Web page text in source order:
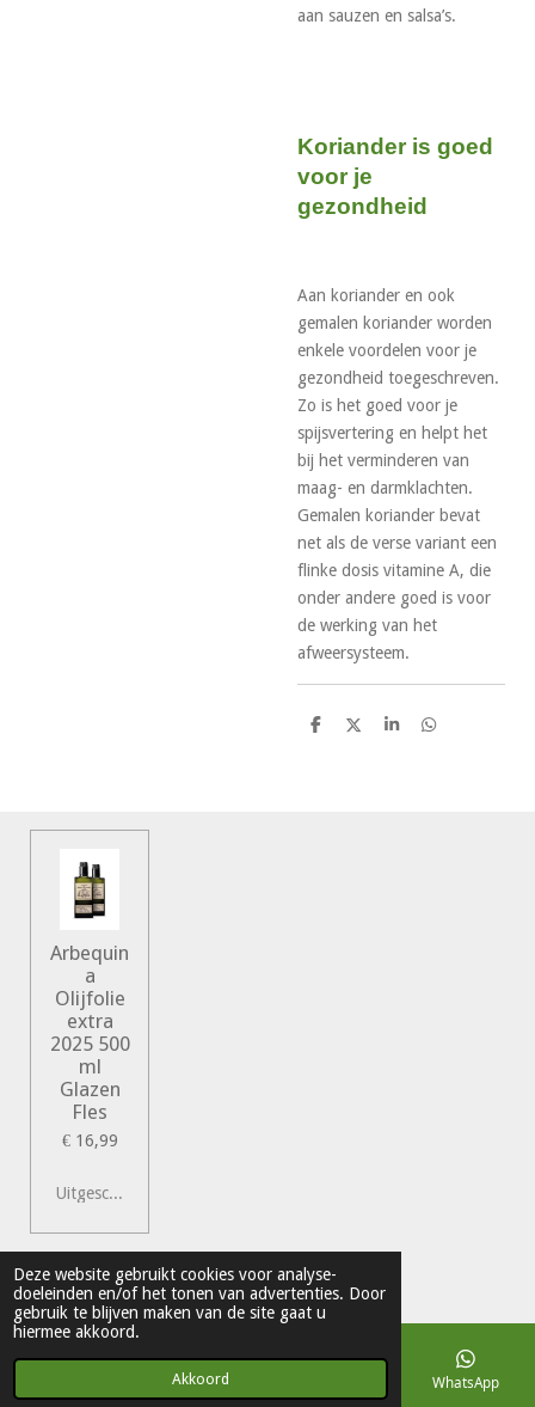
Deze website gebruikt cookies voor analyse-
doeleinden en/of het tonen van advertenties. Door
gebruik te blijven maken van de site gaat u
hiermee akkoord.
Akkoord
aan sauzen en salsa’s.
Koriander is goed
voor je
gezondheid
Aan koriander en ook
gemalen koriander worden
enkele voordelen voor je
gezondheid toegeschreven.
Zo is het goed voor je
spijsvertering en helpt het
bij het verminderen van
maag- en darmklachten.
Gemalen koriander bevat
net als de verse variant een
flinke dosis vitamine A, die
onder andere goed is voor
de werking van het
afweersysteem.
D
D
S
D
Arbequin
a
Olijfolie
extra
2025 500
ml
Glazen
Fles
€ 16,99
Uitgeschakeld
© 2022 Vershal de Kunst
Powered byJouwWeb
Telefoonnummer WhatsApp